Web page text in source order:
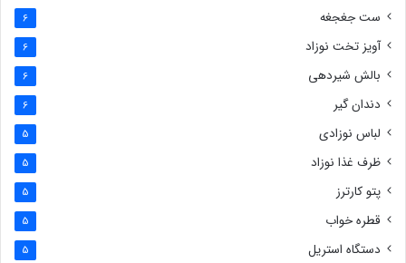
ست جغجغه 6
آویز تخت نوزاد 6
بالش شیردهی 6
دندان گیر 6
لباس نوزادی 5
ظرف غذا نوزاد 5
پتو کارترز 5
قطره خواب 5
دستگاه استریل 5